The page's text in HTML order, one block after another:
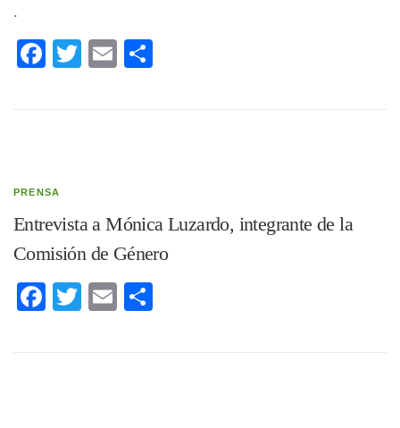
.
Facebook
TwitterEmail
PRENSA
Entrevista a Mónica Luzardo, integrante de la
Comisión de Género
Facebook
TwitterEmail